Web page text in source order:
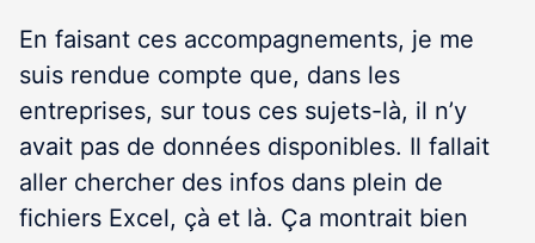
En faisant ces accompagnements, je me
suis rendue compte que, dans les
entreprises, sur tous ces sujets-là, il n’y
avait pas de données disponibles. Il fallait
aller chercher des infos dans plein de
fichiers Excel, çà et là. Ça montrait bien